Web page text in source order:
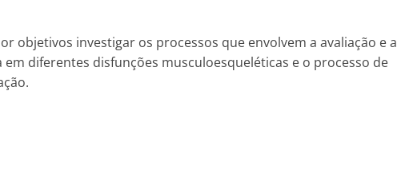
objetivos investigar os processos que envolvem a avaliação e a
diferentes disfunções musculoesqueléticas e o processo de